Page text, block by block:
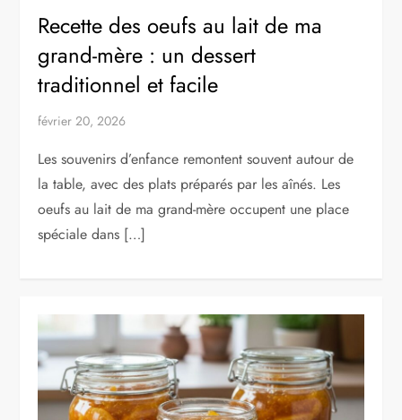
Recette des oeufs au lait de ma
grand-mère : un dessert
traditionnel et facile
février 20, 2026
Les souvenirs d’enfance remontent souvent autour de
la table, avec des plats préparés par les aînés. Les
oeufs au lait de ma grand-mère occupent une place
spéciale dans […]